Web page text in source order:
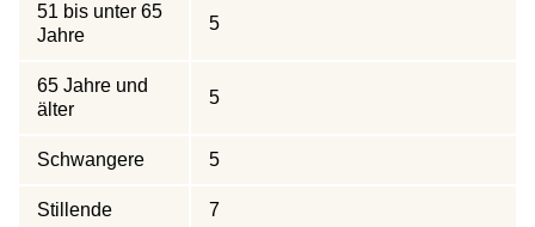
51 bis unter 65
Jahre
5
65 Jahre und
älter
5
Schwangere 5
Stillende 7